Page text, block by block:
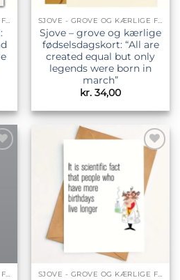
SJOVE - GROVE OG KÆRLIGE FØDSELSDAGSKORT SJOVE - GROVE OG KÆRLIGE FØDSELSDAGSKORT
Sjove – grove og kærlige
fødselsdagskort: “All are
created equal but only
legends were born in
march”
kr. 34,00
SJOVE - GROVE OG KÆRLIGE FØDSELSDAGSKORT
Tilføj til
ønskeliste
SJOVE - GROVE OG KÆRLIGE FØDSELSDAGSKORT